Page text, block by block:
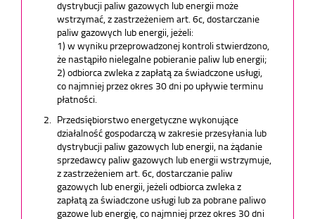
dystrybucji paliw gazowych lub energii może
wstrzymać, z zastrzeżeniem art. 6c, dostarczanie
paliw gazowych lub energii, jeżeli:
1) w wyniku przeprowadzonej kontroli stwierdzono,
że nastąpiło nielegalne pobieranie paliw lub energii;
2) odbiorca zwleka z zapłatą za świadczone usługi,
co najmniej przez okres 30 dni po upływie terminu
płatności.
Przedsiębiorstwo energetyczne wykonujące
działalność gospodarczą w zakresie przesyłania lub
dystrybucji paliw gazowych lub energii, na żądanie
sprzedawcy paliw gazowych lub energii wstrzymuje,
z zastrzeżeniem art. 6c, dostarczanie paliw
gazowych lub energii, jeżeli odbiorca zwleka z
zapłatą za świadczone usługi lub za pobrane paliwo
gazowe lub energię, co najmniej przez okres 30 dni